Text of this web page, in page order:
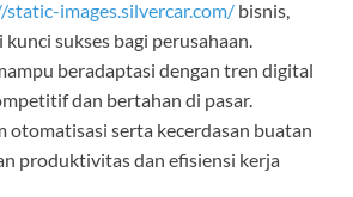
images.silvercar.com/ bisnis,
sukses bagi perusahaan.
beradaptasi dengan tren digital
dan bertahan di pasar.
otomatisasi serta kecerdasan buatan
produktivitas dan efisiensi kerja